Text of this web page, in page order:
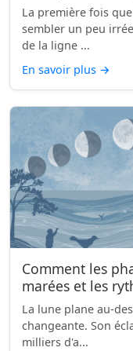
La première fois
sembler un peu
de la ligne ...
En savoir plus →
Comment les
marées et les
La lune plane au-
changeante. Son
milliers d'a...